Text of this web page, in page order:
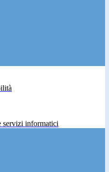
servizi informatici